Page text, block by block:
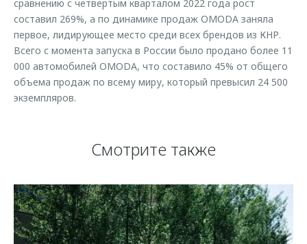
сравнению с четвертым кварталом 2022 года рост
составил 269%, а по динамике продаж OMODA заняла
первое, лидирующее место среди всех брендов из КНР.
Всего с момента запуска в России было продано более 11
000 автомобилей OMODA, что составило 45% от общего
объема продаж по всему миру, который превысил 24 500
экземпляров.
Смотрите также